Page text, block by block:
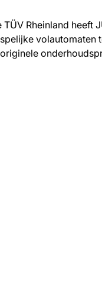
Rheinland heeft
volautomaten